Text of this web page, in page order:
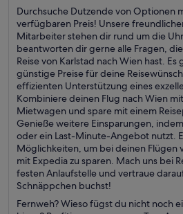
Durchsuche Dutzende von Optionen
verfügbaren Preis! Unsere
Mitarbeiter stehen dir rund um die
beantworten dir gerne alle Fragen,
Reise von Karlstad nach Wien hast. Es
günstige Preise für deine
effizienten Unterstützung eines
Kombiniere deinen Flug nach Wien
Mietwagen und spare mit einem
Genieße weitere Einsparungen,
oder ein Last-Minute-Angebot nutzt.
Möglichkeiten, um bei deinen Flügen
mit Expedia zu sparen. Mach uns bei
festen Anlaufstelle und vertraue
Schnäppchen buchst!
Fernweh? Wieso fügst du nicht noch